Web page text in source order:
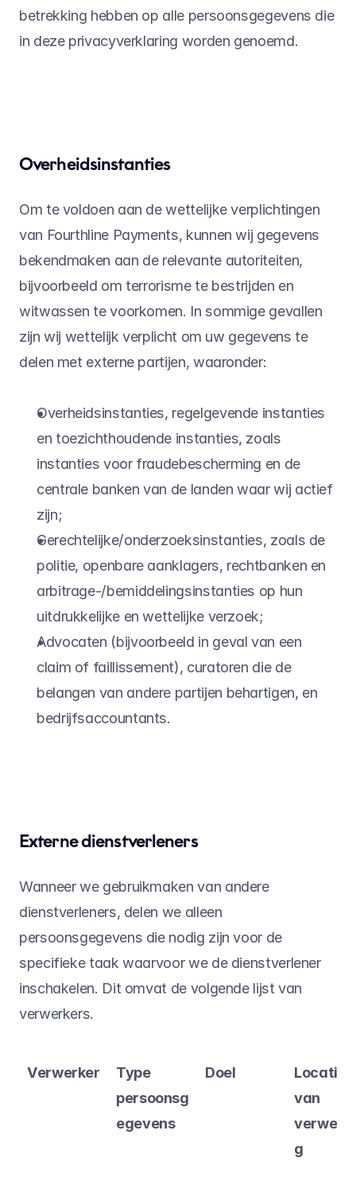
betrekking hebben op alle persoonsgegevens die
in deze privacyverklaring worden genoemd.
Overheidsinstanties
Om te voldoen aan de wettelijke verplichtingen
van Fourthline Payments, kunnen wij gegevens
bekendmaken aan de relevante autoriteiten,
bijvoorbeeld om terrorisme te bestrijden en
witwassen te voorkomen. In sommige gevallen
zijn wij wettelijk verplicht om uw gegevens te
delen met externe partijen, waaronder:
Overheidsinstanties, regelgevende instanties
en toezichthoudende instanties, zoals
instanties voor fraudebescherming en de
centrale banken van de landen waar wij actief
zijn;
Gerechtelijke/onderzoeksinstanties, zoals de
politie, openbare aanklagers, rechtbanken en
arbitrage-/bemiddelingsinstanties op hun
uitdrukkelijke en wettelijke verzoek;
Advocaten (bijvoorbeeld in geval van een
claim of faillissement), curatoren die de
belangen van andere partijen behartigen, en
bedrijfsaccountants.
Externe dienstverleners
Wanneer we gebruikmaken van andere
dienstverleners, delen we alleen
persoonsgegevens die nodig zijn voor de
specifieke taak waarvoor we de dienstverlener
inschakelen. Dit omvat de volgende lijst van
verwerkers.
Verwerker
Type
persoonsg
egevens
Doel
Locatie
van
g